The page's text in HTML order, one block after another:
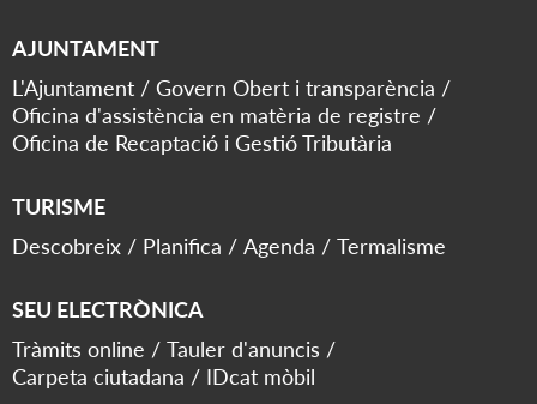
AJUNTAMENT
L'Ajuntament
Govern Obert i transparència
Oficina d'assistència en matèria de registre
Oficina de Recaptació i Gestió Tributària
TURISME
Descobreix
Planifica Agenda Termalisme
SEU ELECTRÒNICA
Tràmits online
Tauler d'anuncis
Carpeta ciutadana
IDcat mòbil